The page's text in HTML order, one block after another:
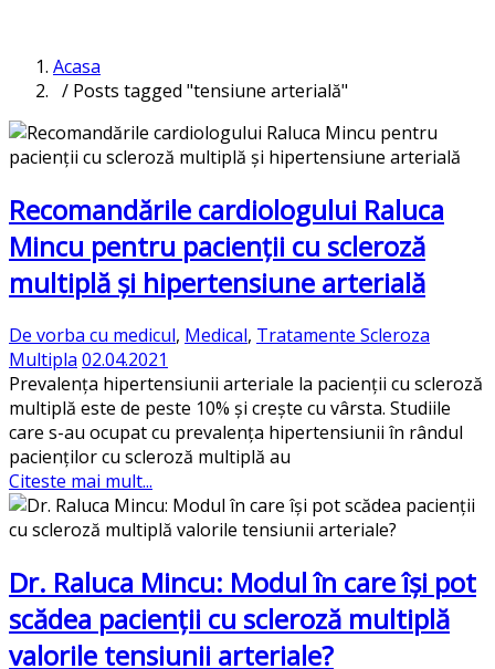
Acasa
/ Posts tagged "tensiune arterială"
Recomandările cardiologului Raluca
Mincu pentru pacienții cu scleroză
multiplă și hipertensiune arterială
De vorba cu medicul, Medical, Tratamente Scleroza
Multipla 02.04.2021
Prevalența hipertensiunii arteriale la pacienții cu scleroză
multiplă este de peste 10% și crește cu vârsta. Studiile
care s-au ocupat cu prevalența hipertensiunii în rândul
pacienților cu scleroză multiplă au
Citeste mai mult...
Dr. Raluca Mincu: Modul în care își pot
scădea pacienții cu scleroză multiplă
valorile tensiunii arteriale?